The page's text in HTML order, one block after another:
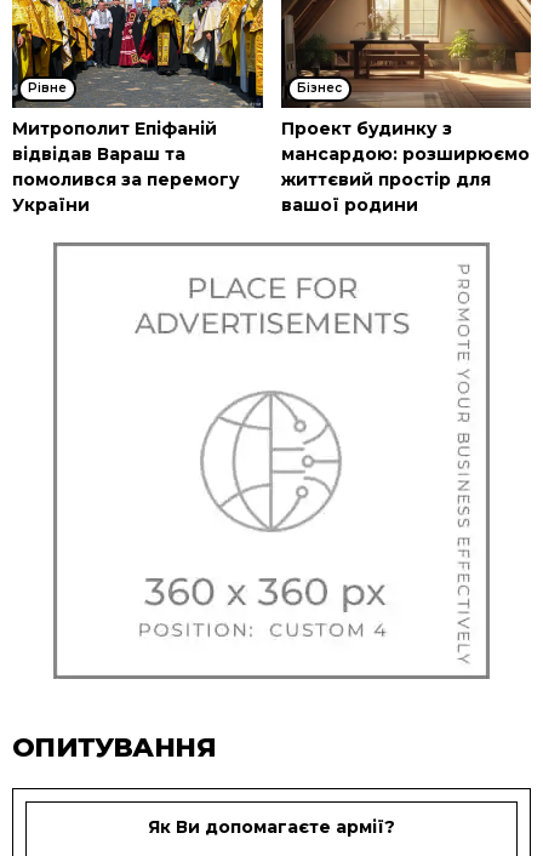
Рівне
Митрополит Епіфаній
відвідав Вараш та
помолився за перемогу
України
Бізнес
Проект будинку з
мансардою: розширюємо
життєвий простір для
вашої родини
ОПИТУВАННЯ
Як Ви допомагаєте армії?